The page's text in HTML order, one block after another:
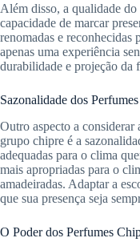
Além disso, a qualidade
capacidade de marcar
renomadas e reconhecidas
apenas uma experiência
durabilidade e projeção da
Sazonalidade dos
Outro aspecto a
grupo chipre é a
adequadas para o clima
mais apropriadas para o
amadeiradas. Adaptar a
que sua presença seja
O Poder dos Perfumes